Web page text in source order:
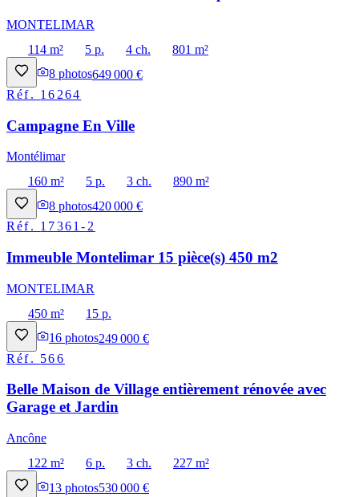
MONTELIMAR
114 m²
5 p. 4 ch.
801 m²
8 photos649 000 €
Réf. 16264
Campagne En Ville
Montélimar
160 m²
5 p. 3 ch.
890 m²
8 photos420 000 €
Réf. 17361-2
Immeuble Montelimar 15 pièce(s) 450 m2
MONTELIMAR
450 m²
15 p.
16 photos249 000 €
Réf. 566
Belle Maison de Village entièrement rénovée avec
Garage et Jardin
Ancône
122 m²
6 p. 3 ch.
227 m²
13 photos530 000 €